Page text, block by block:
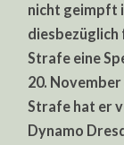
nicht geimpft
diesbezüglich
Strafe eine
20. November
Strafe hat er
Dynamo